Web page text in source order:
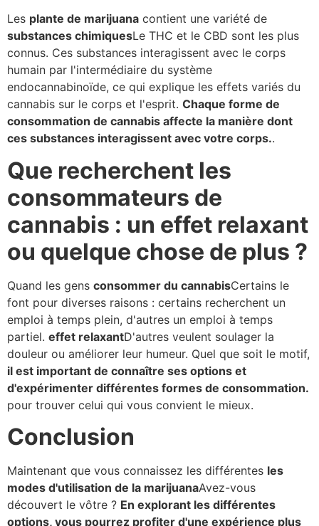
Les plante de marijuana contient une variété de
substances chimiquesLe THC et le CBD sont les plus
connus. Ces substances interagissent avec le corps
humain par l'intermédiaire du système
endocannabinoïde, ce qui explique les effets variés du
cannabis sur le corps et l'esprit. Chaque forme de
consommation de cannabis affecte la manière dont
ces substances interagissent avec votre corps..
Que recherchent les
consommateurs de
cannabis : un effet relaxant
ou quelque chose de plus ?
Quand les gens consommer du cannabisCertains le
font pour diverses raisons : certains recherchent un
emploi à temps plein, d'autres un emploi à temps
partiel. effet relaxantD'autres veulent soulager la
douleur ou améliorer leur humeur. Quel que soit le motif,
il est important de connaître ses options et
d'expérimenter différentes formes de consommation.
pour trouver celui qui vous convient le mieux.
Conclusion
Maintenant que vous connaissez les différentes les
modes d'utilisation de la marijuanaAvez-vous
découvert le vôtre ? En explorant les différentes
options, vous pourrez profiter d'une expérience plus